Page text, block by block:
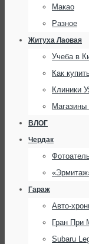
Макао
Разное
Житуха Лаовая
Учеба в
Как
Клиники
ВЛОГ
Чердак
Гараж
Авто-
Гран При
Subaru